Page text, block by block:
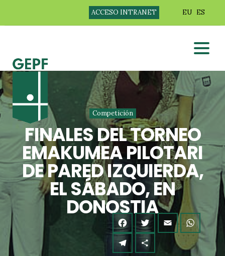
ACCESO INTRANET EU ES
Competición
FINALES DEL TORNEO
EMAKUMEA PILOTARI
DE PARED IZQUIERDA,
EL SÁBADO, EN
DONOSTIA